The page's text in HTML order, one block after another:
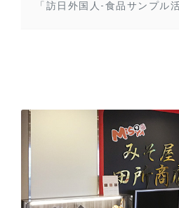
「訪日外国人-食品サンプル